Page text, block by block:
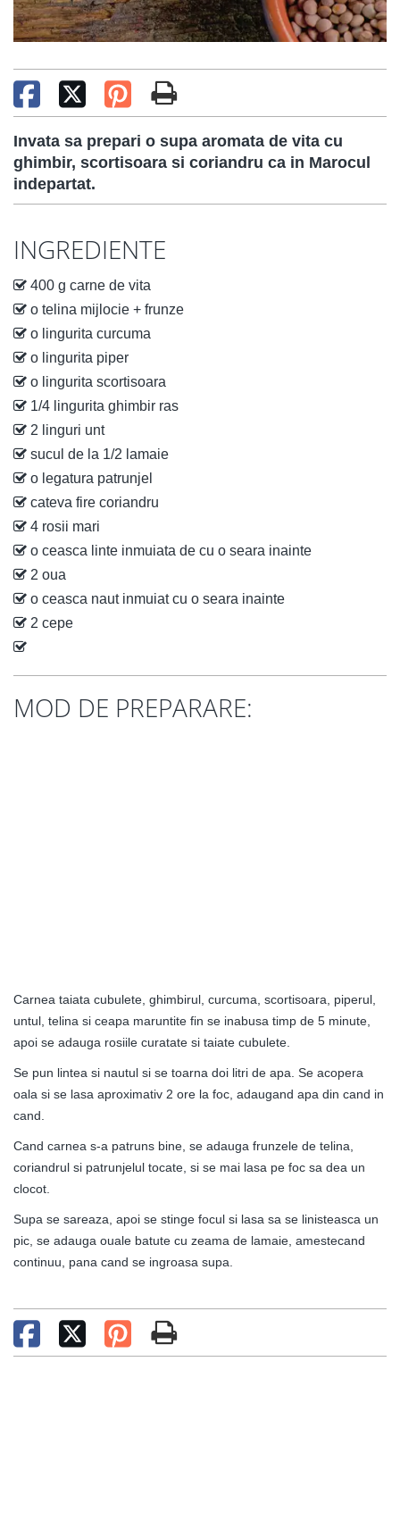
Invata sa prepari o supa aromata de vita cu
ghimbir, scortisoara si coriandru ca in Marocul
indepartat.
INGREDIENTE
400 g carne de vita
o telina mijlocie + frunze
o lingurita curcuma
o lingurita piper
o lingurita scortisoara
1/4 lingurita ghimbir ras
2 linguri unt
sucul de la 1/2 lamaie
o legatura patrunjel
cateva fire coriandru
4 rosii mari
o ceasca linte inmuiata de cu o seara inainte
2 oua
o ceasca naut inmuiat cu o seara inainte
2 cepe
MOD DE PREPARARE:
Carnea taiata cubulete, ghimbirul, curcuma, scortisoara, piperul,
untul, telina si ceapa maruntite fin se inabusa timp de 5 minute,
apoi se adauga rosiile curatate si taiate cubulete.
Se pun lintea si nautul si se toarna doi litri de apa. Se acopera
oala si se lasa aproximativ 2 ore la foc, adaugand apa din cand in
cand.
Cand carnea s-a patruns bine, se adauga frunzele de telina,
coriandrul si patrunjelul tocate, si se mai lasa pe foc sa dea un
clocot.
Supa se sareaza, apoi se stinge focul si lasa sa se linisteasca un
pic, se adauga ouale batute cu zeama de lamaie, amestecand
continuu, pana cand se ingroasa supa.